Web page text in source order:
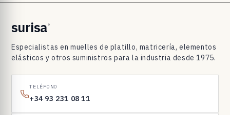
r
o
d
a
m
surisa®
Especialistas en muelles de platillo, matricería, elementos
elásticos y otros suministros para la industria desde 1975.
TELÉFONO
+34 93 231 08 11